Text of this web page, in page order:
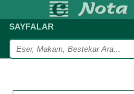
SAYFALAR